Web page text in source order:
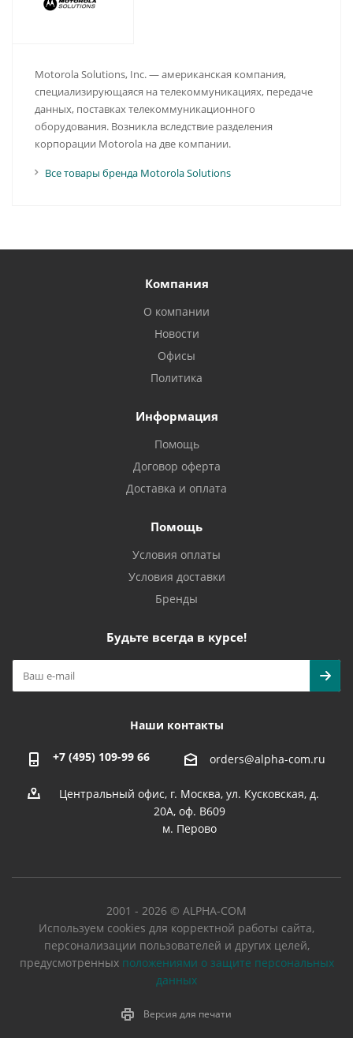
Motorola Solutions, Inc. — американская компания,
специализирующаяся на телекоммуникациях, передаче
данных, поставках телекоммуникационного
оборудования. Возникла вследствие разделения
корпорации Motorola на две компании.
Все товары бренда Motorola Solutions
Компания
О компании
Новости
Офисы
Политика
Информация
Помощь
Договор оферта
Доставка и оплата
Помощь
Условия оплаты
Условия доставки
Бренды
Будьте всегда в курсе!
Наши контакты
+7 (495) 109-99 66 orders@alpha-com.ru
Центральный офис, г. Москва, ул. Кусковская, д.
20А, оф. В609
м. Перово
2001 - 2026 © ALPHA-COM
Используем cookies для корректной работы сайта,
персонализации пользователей и других целей,
предусмотренных положениями о защите персональных
данных
Версия для печати